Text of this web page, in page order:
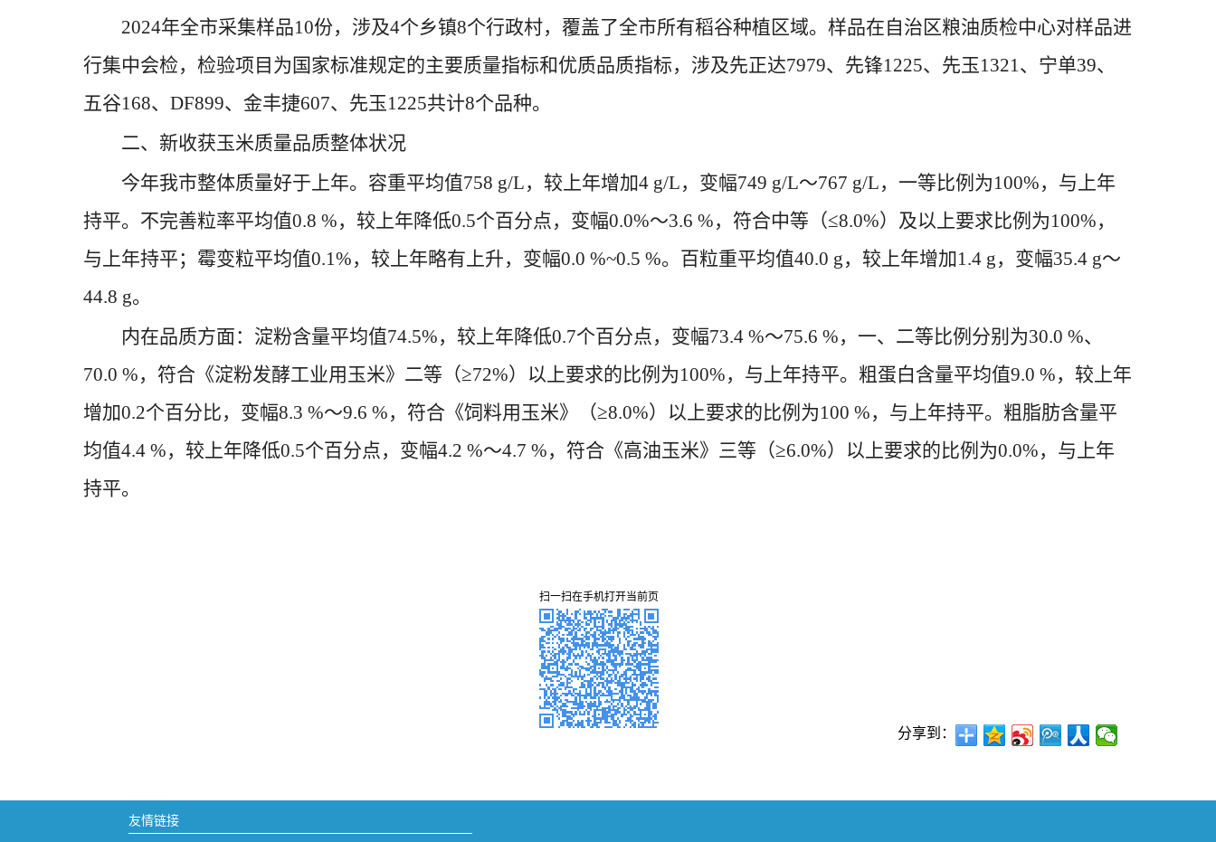
2024年全市采集样品10份，涉及4个乡镇8个行政村，覆盖了全市所有稻谷种植区域。样品在自治区粮油质检中心对样品进
行集中会检，检验项目为国家标准规定的主要质量指标和优质品质指标，涉及先正达7979、先锋1225、先玉1321、宁单39、
五谷168、DF899、金丰捷607、先玉1225共计8个品种。
二、新收获玉米质量品质整体状况
今年我市整体质量好于上年。容重平均值758 g/L，较上年增加4 g/L，变幅749 g/L～767 g/L，一等比例为100%，与上年
持平。不完善粒率平均值0.8 %，较上年降低0.5个百分点，变幅0.0%～3.6 %，符合中等（≤8.0%）及以上要求比例为100%，
与上年持平；霉变粒平均值0.1%，较上年略有上升，变幅0.0 %~0.5 %。百粒重平均值40.0 g，较上年增加1.4 g，变幅35.4 g～
44.8 g。
内在品质方面：淀粉含量平均值74.5%，较上年降低0.7个百分点，变幅73.4 %～75.6 %，一、二等比例分别为30.0 %、
70.0 %，符合《淀粉发酵工业用玉米》二等（≥72%）以上要求的比例为100%，与上年持平。粗蛋白含量平均值9.0 %，较上年
增加0.2个百分比，变幅8.3 %～9.6 %，符合《饲料用玉米》（≥8.0%）以上要求的比例为100 %，与上年持平。粗脂肪含量平
均值4.4 %，较上年降低0.5个百分点，变幅4.2 %～4.7 %，符合《高油玉米》三等（≥6.0%）以上要求的比例为0.0%，与上年
持平。
扫一扫在手机打开当前页
分享到：
友情链接